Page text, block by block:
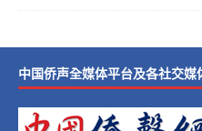
中国侨声全媒体平台及各社交媒